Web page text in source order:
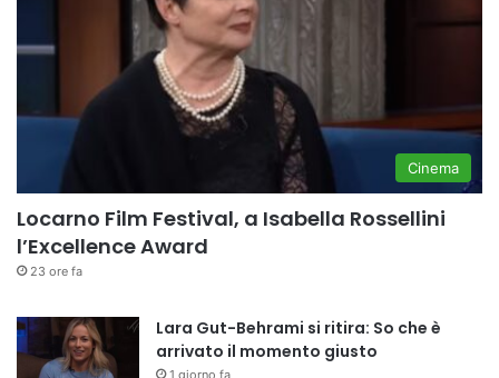
Cinema
Locarno Film Festival, a Isabella Rossellini
l’Excellence Award
23 ore fa
Lara Gut-Behrami si ritira: So che è
arrivato il momento giusto